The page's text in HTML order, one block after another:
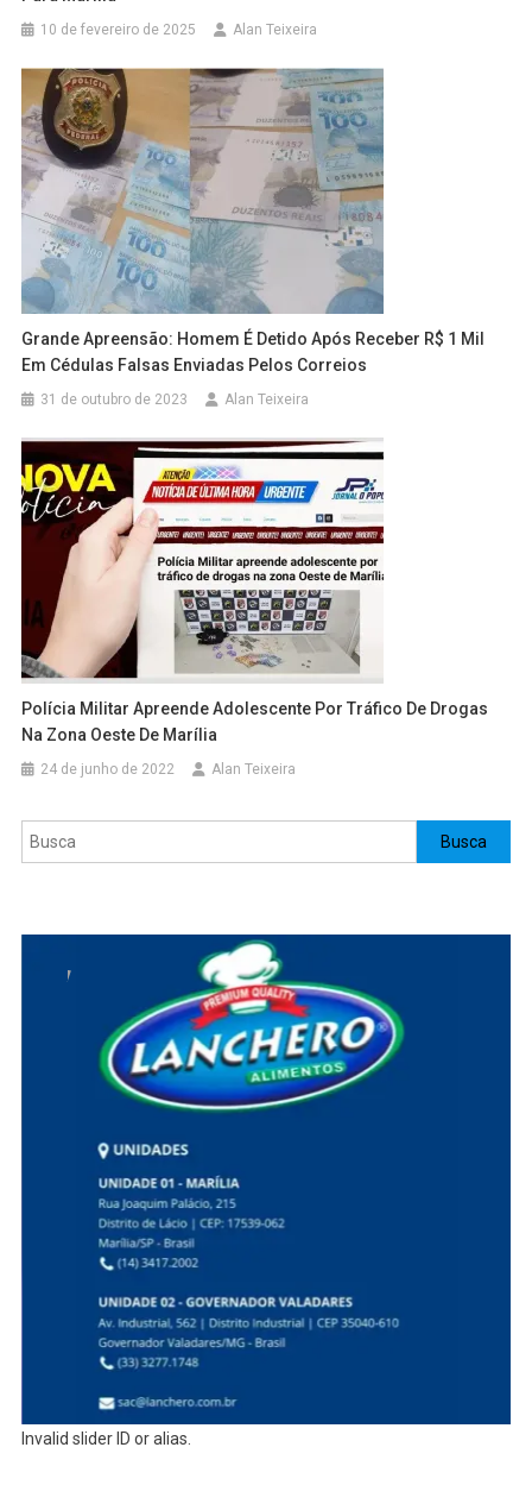
10 de fevereiro de 2025 Alan Teixeira
Grande Apreensão: Homem É Detido Após Receber R$ 1 Mil
Em Cédulas Falsas Enviadas Pelos Correios
31 de outubro de 2023 Alan Teixeira
Polícia Militar Apreende Adolescente Por Tráfico De Drogas
Na Zona Oeste De Marília
24 de junho de 2022 Alan Teixeira
Pesquisar Busca
Invalid slider ID or alias.